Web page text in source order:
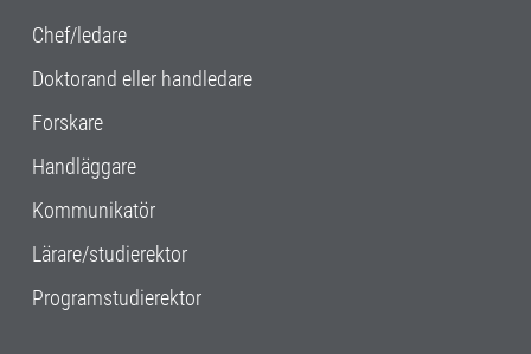
Chef/ledare
Doktorand eller handledare
Forskare
Handläggare
Kommunikatör
Lärare/studierektor
Programstudierektor